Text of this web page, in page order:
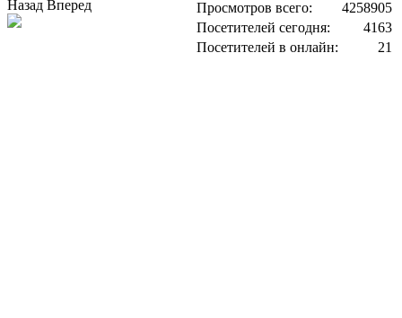
Просмотров всего:
4258905
Посетителей сегодня:
4163
Посетителей в онлайн:
21
Назад Вперед